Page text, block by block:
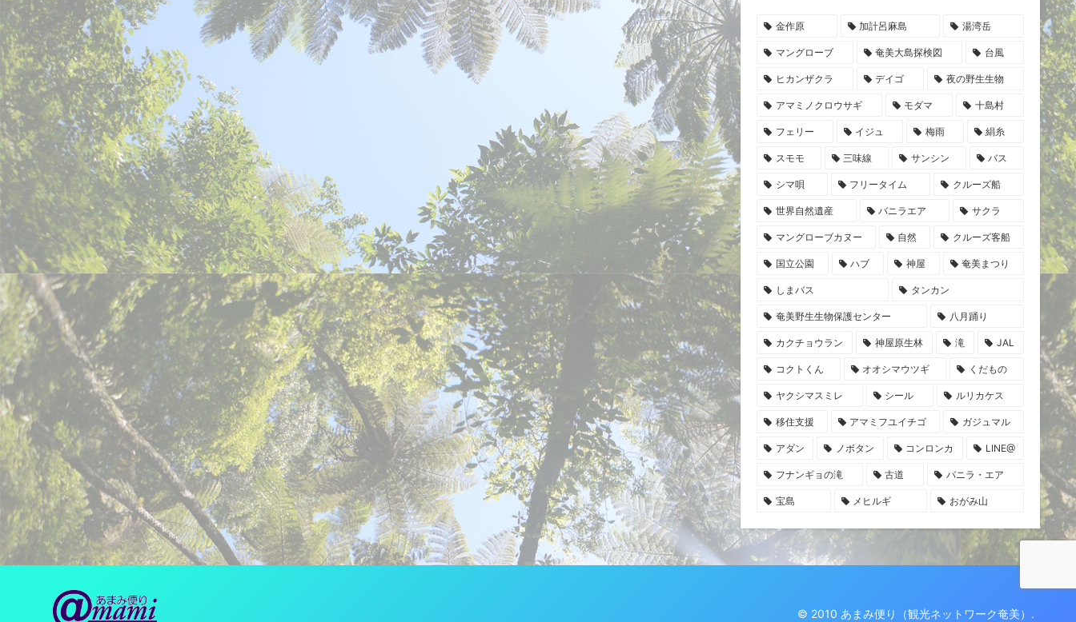
金作原 加計呂麻島 湯湾岳
マングローブ 奄美大島探検図 台風
ヒカンザクラ デイゴ 夜の野生生物
アマミノクロウサギ モダマ 十島村
フェリー イジュ 梅雨 絹糸
スモモ 三味線 サンシン バス
シマ唄 フリータイム クルーズ船
世界自然遺産 バニラエア サクラ
マングローブカヌー 自然 クルーズ客船
国立公園 ハブ 神屋 奄美まつり
しまバス タンカン
奄美野生生物保護センター 八月踊り
カクチョウラン 神屋原生林 滝 JAL
コクトくん オオシマウツギ くだもの
ヤクシマスミレ シール ルリカケス
移住支援 アマミフユイチゴ ガジュマル
アダン ノボタン コンロンカ LINE@
フナンギョの滝 古道 バニラ・エア
宝島 メヒルギ おがみ山
© 2010 あまみ便り（観光ネットワーク奄美）.